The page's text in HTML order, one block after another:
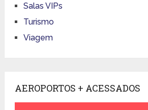
Salas VIPs
Turismo
Viagem
AEROPORTOS + ACESSADOS